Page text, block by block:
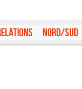
Nord/Sud